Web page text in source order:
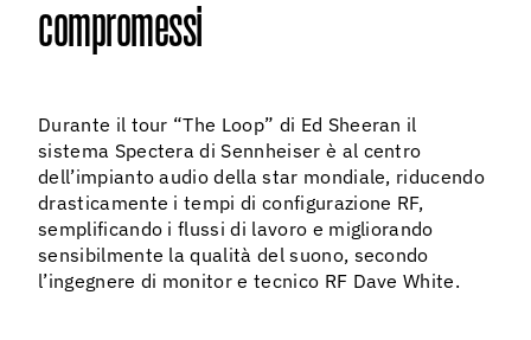
compromessi
Durante il tour “The Loop” di Ed Sheeran il
sistema Spectera di Sennheiser è al centro
dell’impianto audio della star mondiale, riducendo
drasticamente i tempi di configurazione RF,
semplificando i flussi di lavoro e migliorando
sensibilmente la qualità del suono, secondo
l’ingegnere di monitor e tecnico RF Dave White.